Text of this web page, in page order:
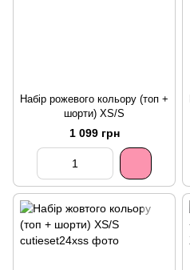
Набір рожевого кольору (топ +
шорти) XS/S
1 099 грн